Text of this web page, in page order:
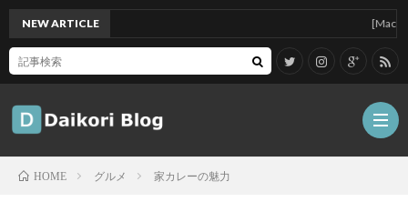
NEW ARTICLE [Mac]Mac mini
HOME グルメ 家カレーの魅力